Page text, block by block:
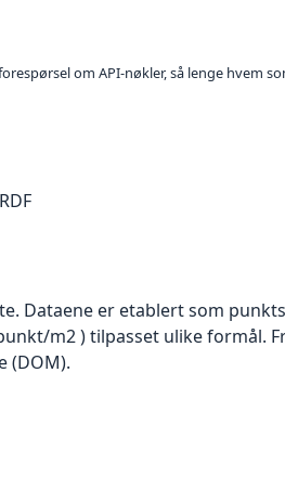
om API-nøkler, så lenge hvem
RDF
Dataene er etablert som
m2 ) tilpasset ulike formål.
(DOM).